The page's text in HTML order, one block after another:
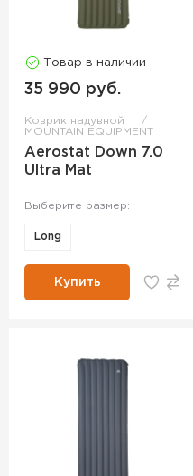
Товар в наличии
35 990 руб.
Коврик надувной
MOUNTAIN EQUIPMENT
Aerostat Down 7.0
Ultra Mat
Выберите размер:
Long
Купить